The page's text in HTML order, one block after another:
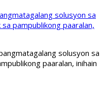
solusyon sa
pampublikong paaralan,
solusyon sa
paaralan, inihain